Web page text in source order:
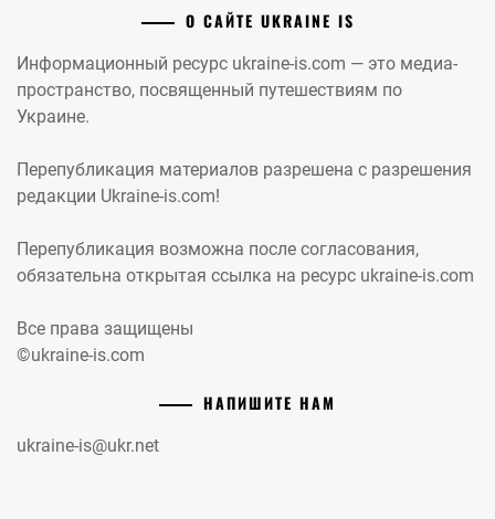
О САЙТЕ UKRAINE IS
Информационный ресурс ukraine-is.com — это медиа-
пространство, посвященный путешествиям по
Украине.
Перепубликация материалов разрешена с разрешения
редакции Ukraine-is.com!
Перепубликация возможна после согласования,
обязательна открытая ссылка на ресурс ukraine-is.com
Все права защищены
©ukraine-is.com
НАПИШИТЕ НАМ
ukraine-is@ukr.net